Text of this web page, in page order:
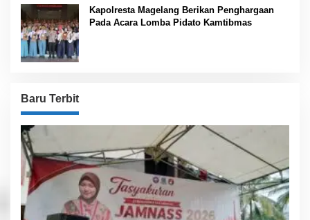
Kapolresta Magelang Berikan Penghargaan
Pada Acara Lomba Pidato Kamtibmas
Baru Terbit